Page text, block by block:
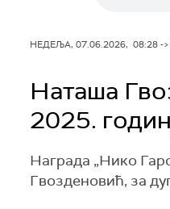
НЕДЕЉА, 07.06.2026, 08:28 ->
Наташа
2025.
Награда „Нико
Гвозденовић, за